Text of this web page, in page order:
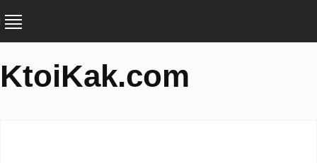
KtoiKak.com